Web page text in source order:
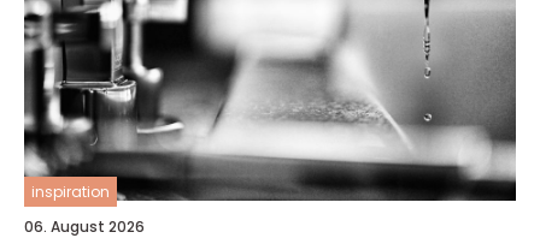
inspiration
06. August 2026